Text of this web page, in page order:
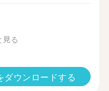
見る
ダウンロードする